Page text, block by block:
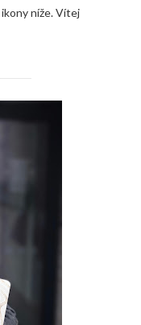
níže. Vítej